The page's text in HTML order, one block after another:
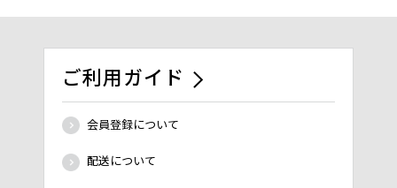
ご利用ガイド
会員登録について
配送について